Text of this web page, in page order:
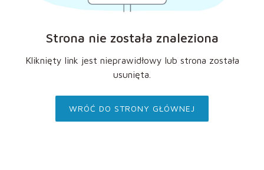
Strona nie została znaleziona
Kliknięty link jest nieprawidłowy lub strona została
usunięta.
WRÓĆ DO STRONY GŁÓWNEJ